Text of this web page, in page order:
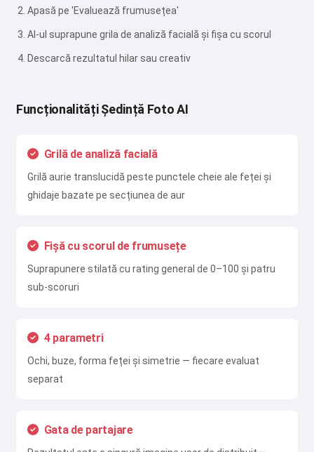
Apasă pe 'Evaluează frumusețea'
AI-ul suprapune grila de analiză facială și fișa cu scorul
Descarcă rezultatul hilar sau creativ
Funcționalități Ședință Foto AI
Grilă de analiză facială
Grilă aurie translucidă peste punctele cheie ale feței și
ghidaje bazate pe secțiunea de aur
Fișă cu scorul de frumusețe
Suprapunere stilată cu rating general de 0–100 și patru
sub-scoruri
4 parametri
Ochi, buze, forma feței și simetrie — fiecare evaluat
separat
Gata de partajare